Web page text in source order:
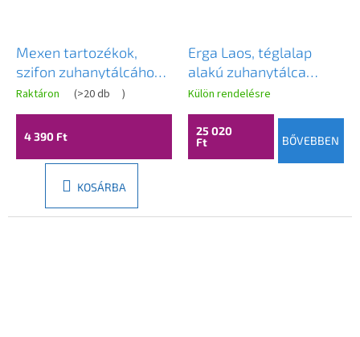
Mexen tartozékok,
szifon zuhanytálcához
90mm, Fekete, 49000-
70
Raktáron (>20 db )
4 390 Ft
KOSÁRBA
Erga Laos, téglalap
alakú zuhanytálca
90x70x5cm, akril,
fényes fehér, ERG-V06-
ACR-7090S-WH-CR
Külön rendelésre
25 020
Ft
BŐVEBBEN